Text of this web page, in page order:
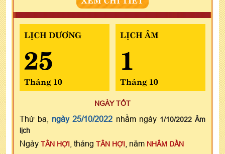
LỊCH DƯƠNG
25
Tháng 10
LỊCH ÂM
1
Tháng 10
NGÀY TỐT
Thứ ba, ngày 25/10/2022 nhằm ngày 1/10/2022 Âm
lịch
Ngày TÂN HỢI , tháng TÂN HỢI , năm NHÂM DẦN